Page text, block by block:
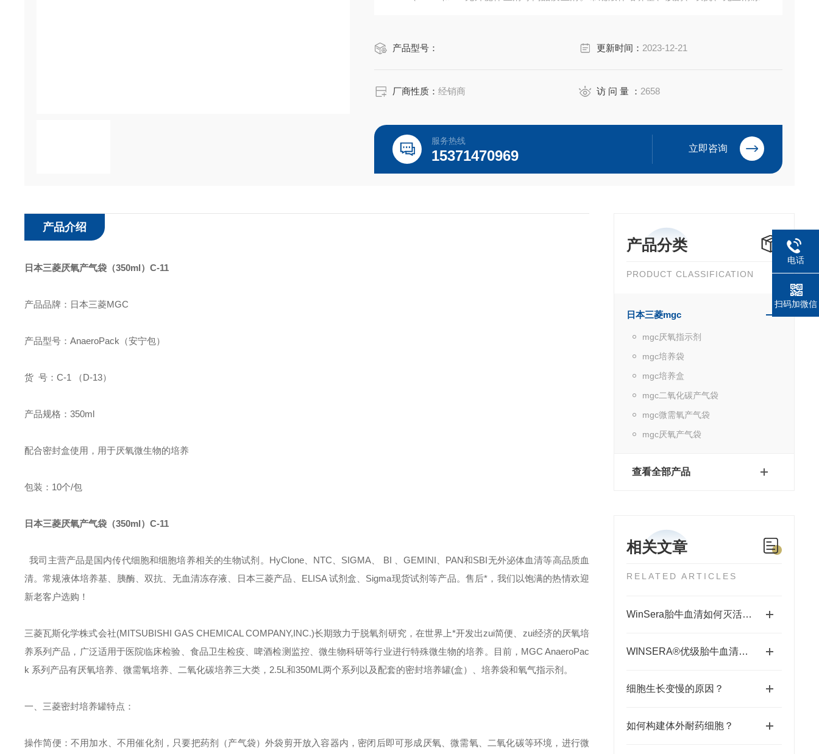
产品型号：
更新时间： 2023-12-21
厂商性质：经销商 访 问 量 ： 2658
服务热线
15371470969 立即咨询
产品分类
PRODUCT CLASSIFICATION
日本三菱mgc
mgc厌氧指示剂
mgc培养袋
mgc培养盒
mgc二氧化碳产气袋
mgc微需氧产气袋
mgc厌氧产气袋
查看全部产品
相关文章
RELATED ARTICLES
WinSera胎牛血清如何灭活和解冻分装？
WINSERA®优级胎牛血清试用报告
细胞生长变慢的原因？
如何构建体外耐药细胞？
产品介绍
日本三菱厌氧产气袋（350ml）C-11
产品品牌：日本三菱MGC
产品型号：AnaeroPack（安宁包）
货 号：C-1 （D-13）
产品规格：350ml
配合密封盒使用，用于厌氧微生物的培养
包装：10个/包
日本三菱厌氧产气袋（350ml）C-11
我司主营产品是国内传代细胞和细胞培养相关的生物试剂。HyClone、NTC、SIGMA、 BI 、GEMINI、PAN和SBI无外泌体血清等高品质血
清。常规液体培养基、胰酶、双抗、无血清冻存液、日本三菱产品、ELISA 试剂盒、Sigma现货试剂等产品。售后*，我们以饱满的热情欢迎
新老客户选购！
三菱瓦斯化学株式会社(MITSUBISHI GAS CHEMICAL COMPANY,INC.)长期致力于脱氧剂研究，在世界上*开发出zui简便、 zui经济的厌氧培
养系列产品，广泛适用于医院临床检验、食品卫生检疫、啤酒检测监控、微生物科研等行业进行特殊微生物的培养。目前，MGC AnaeroPac
k 系列产品有厌氧培养、微需氧培养、二氧化碳培养三大类，2.5L 和350ML 两个系列以及配套的密封培养罐(盒） 、培养袋和氧气指示剂。
一、三菱密封培养罐特点：
操作简便 ： 不用加水、不用催化剂，只要把药剂（产气袋）外袋剪开放入容器内，密闭后即可形成厌氧、微需氧、二氧化碳等环境，进行微
电话
扫码加微信